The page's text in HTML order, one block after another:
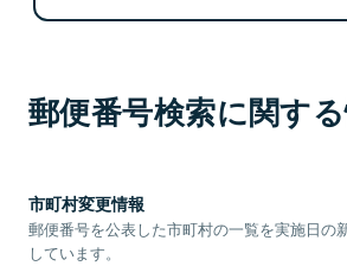
郵便番号検索に関す
市町村変更情報
郵便番号を公表した市町村の一覧を実施日の
しています。